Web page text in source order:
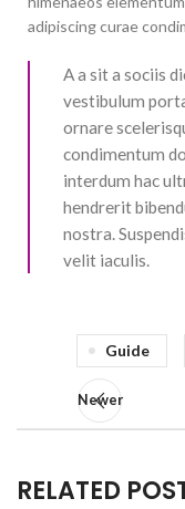
adipiscing curae
A a sit a sociis
vestibulum
ornare
condimentum
interdum hac
hendrerit
nostra.
velit iaculis.
Guide
Newer
RELATED